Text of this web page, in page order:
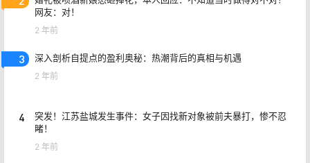
网友：对！
2 年前
3 深入剖析自提点的盈利奥秘：热潮背后的真相与机遇
2 年前
4
突发！江苏盐城发生事件：女子因找新对象被前夫暴打，惨不忍
睹！
2 年前